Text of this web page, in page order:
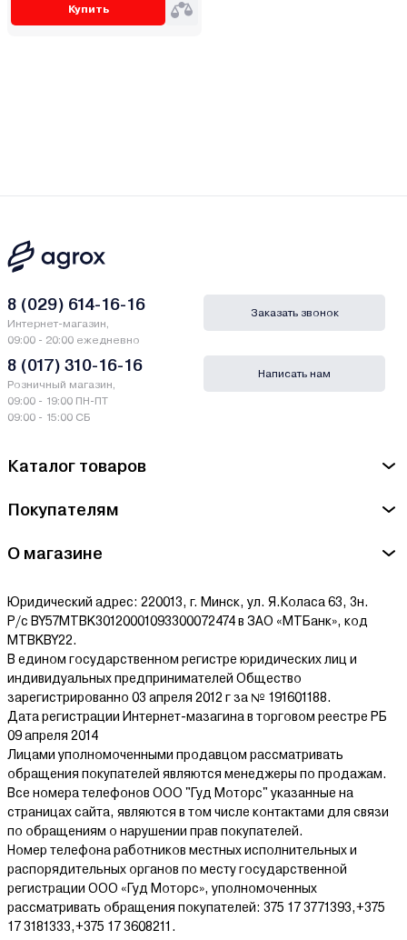
Купить
Каталог товаров
Покупателям
О магазине
Юридический адрес: 220013, г. Минск, ул. Я.Коласа 63, 3н.
Р/с BY57MTBK30120001093300072474 в ЗАО «МТБанк», код
MTBKBY22.
В едином государственном регистре юридических лиц и
индивидуальных предпринимателей Общество
зарегистрированно 03 апреля 2012 г за № 191601188.
Дата регистрации Интернет-мазагина в торговом реестре РБ
09 апреля 2014
Лицами уполномоченными продавцом рассматривать
обращения покупателей являются менеджеры по продажам.
Все номера телефонов ООО "Гуд Моторс" указанные на
страницах сайта, являются в том числе контактами для связи
по обращениям о нарушении прав покупателей.
Номер телефона работников местных исполнительных и
распорядительных органов по месту государственной
регистрации ООО «Гуд Моторс», уполномоченных
рассматривать обращения покупателей: 375 17 3771393,+375
17 3181333,+375 17 3608211.
8 (029) 614-16-16
Интернет-магазин,
09:00 - 20:00 ежедневно
8 (017) 310-16-16
Розничный магазин,
09:00 - 19:00 ПН-ПТ
09:00 - 15:00 СБ
Заказать звонок
Написать нам